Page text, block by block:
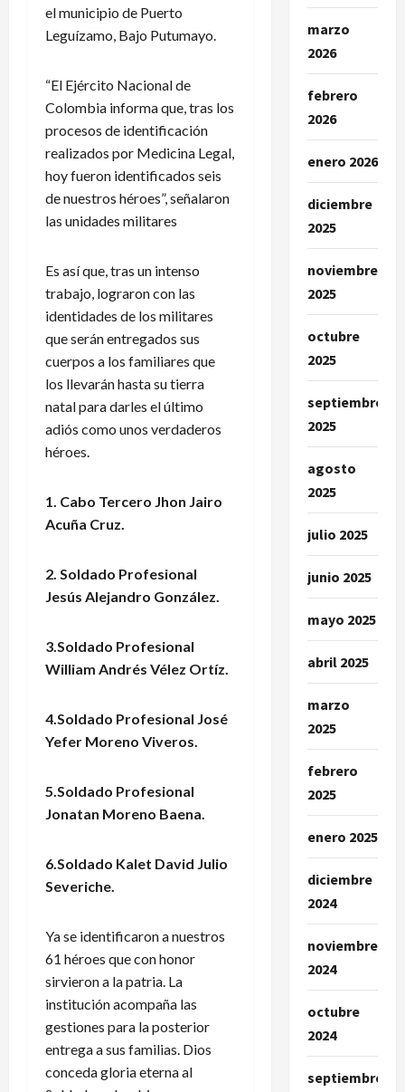
el municipio de Puerto
Leguízamo, Bajo Putumayo.
“El Ejército Nacional de
Colombia informa que, tras los
procesos de identificación
realizados por Medicina Legal,
hoy fueron identificados seis
de nuestros héroes”, señalaron
las unidades militares
Es así que, tras un intenso
trabajo, lograron con las
identidades de los militares
que serán entregados sus
cuerpos a los familiares que
los llevarán hasta su tierra
natal para darles el último
adiós como unos verdaderos
héroes.
1. Cabo Tercero Jhon Jairo
Acuña Cruz.
2. Soldado Profesional
Jesús Alejandro González.
3.Soldado Profesional
William Andrés Vélez Ortíz.
4.Soldado Profesional José
Yefer Moreno Viveros.
5.Soldado Profesional
Jonatan Moreno Baena.
6.Soldado Kalet David Julio
Severiche.
Ya se identificaron a nuestros
61 héroes que con honor
sirvieron a la patria. La
institución acompaña las
gestiones para la posterior
entrega a sus familias. Dios
conceda gloria eterna al
marzo
2026
febrero
2026
enero 2026
diciembre
2025
noviembre
2025
octubre
2025
septiembre
2025
agosto
2025
julio 2025
junio 2025
mayo 2025
abril 2025
marzo
2025
febrero
2025
enero 2025
diciembre
2024
noviembre
2024
octubre
2024
septiembre